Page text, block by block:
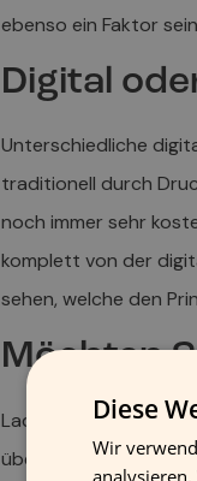
ebenso ein Faktor
Digital
Unterschiedliche
traditionell durch
noch immer sehr
komplett von der
sehen, welche den
Möchten
Laden Sie unser
über die
Diese
Wir